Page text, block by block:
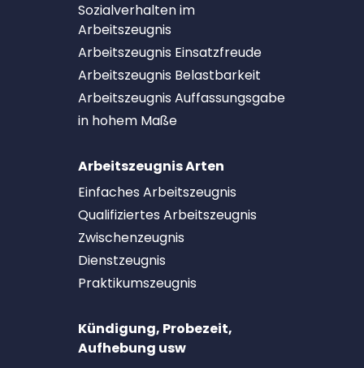
Sozialverhalten im
Arbeitszeugnis
Arbeitszeugnis Einsatzfreude
Arbeitszeugnis Belastbarkeit
Arbeitszeugnis Auffassungsgabe
in hohem Maße
Arbeitszeugnis Arten
Einfaches Arbeitszeugnis
Qualifiziertes Arbeitszeugnis
Zwischenzeugnis
Dienstzeugnis
Praktikumszeugnis
Kündigung, Probezeit,
Aufhebung usw